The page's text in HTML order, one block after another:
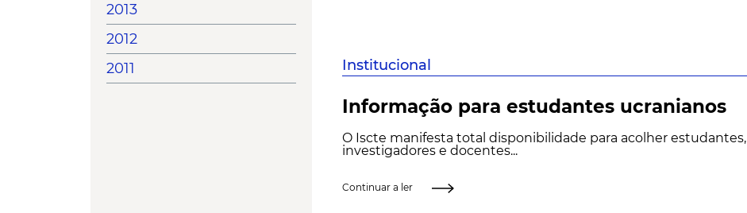
2013
2012
2011
Institucional
Informação para estudantes ucranianos
O Iscte manifesta total disponibilidade para acolher estudantes,
investigadores e docentes...
Continuar a ler